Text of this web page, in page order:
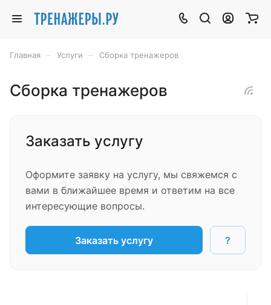
Главная Услуги Сборка тренажеров
Сборка тренажеров
Заказать услугу
Оформите заявку на услугу, мы свяжемся с
вами в ближайшее время и ответим на все
интересующие вопросы.
Заказать услугу ?